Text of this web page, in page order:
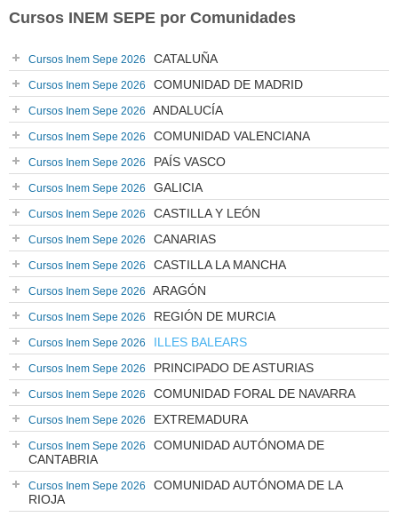
Cursos INEM SEPE por Comunidades
Cursos Inem Sepe 2026 CATALUÑA
Cursos Inem Sepe 2026 COMUNIDAD DE MADRID
Cursos Inem Sepe 2026 ANDALUCÍA
Cursos Inem Sepe 2026 COMUNIDAD VALENCIANA
Cursos Inem Sepe 2026 PAÍS VASCO
Cursos Inem Sepe 2026 GALICIA
Cursos Inem Sepe 2026 CASTILLA Y LEÓN
Cursos Inem Sepe 2026 CANARIAS
Cursos Inem Sepe 2026 CASTILLA LA MANCHA
Cursos Inem Sepe 2026 ARAGÓN
Cursos Inem Sepe 2026 REGIÓN DE MURCIA
Cursos Inem Sepe 2026 ILLES BALEARS
Cursos Inem Sepe 2026 PRINCIPADO DE ASTURIAS
Cursos Inem Sepe 2026 COMUNIDAD FORAL DE NAVARRA
Cursos Inem Sepe 2026 EXTREMADURA
Cursos Inem Sepe 2026
COMUNIDAD AUTÓNOMA DE
CANTABRIA
Cursos Inem Sepe 2026
COMUNIDAD AUTÓNOMA DE LA
RIOJA